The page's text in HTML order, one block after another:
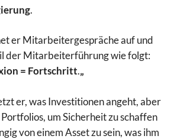
.
er Mitarbeitergespräche auf und
der Mitarbeiterführung wie folgt:
= Fortschritt.„
er, was Investitionen angeht, aber
um Sicherheit zu schaffen
von einem Asset zu sein, was ihm